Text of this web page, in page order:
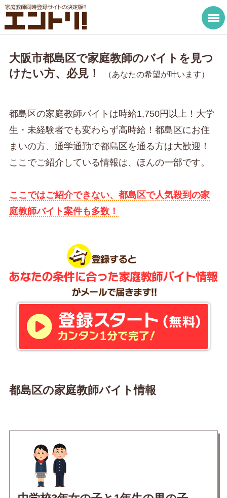
大阪市都島区で家庭教師のバイトを見つ
けたい方、必見！
（あなたの希望が叶います）
都島区の家庭教師バイトは時給1,750円以上！大学
生・未経験者でも変わらず高時給！都島区にお住
まいの方、通学通勤で都島区を通る方は大歓迎！
ここでご紹介している情報は、ほんの一部です。
ここではご紹介できない、都島区で人気殺到の家
庭教師バイト案件も多数！
都島区の家庭教師バイト情報